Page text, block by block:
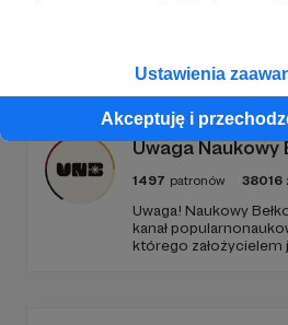
Ustawienia
Akceptuję i
Uwaga Naukowy
1497 patronów 38016
Uwaga! Naukowy
kanał
którego założycielem